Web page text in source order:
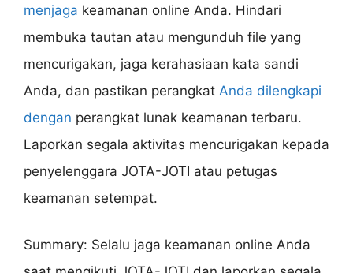
menjaga keamanan online Anda. Hindari
membuka tautan atau mengunduh file yang
mencurigakan, jaga kerahasiaan kata sandi
Anda, dan pastikan perangkat Anda dilengkapi
dengan perangkat lunak keamanan terbaru.
Laporkan segala aktivitas mencurigakan kepada
penyelenggara JOTA-JOTI atau petugas
keamanan setempat.
Summary: Selalu jaga keamanan online Anda